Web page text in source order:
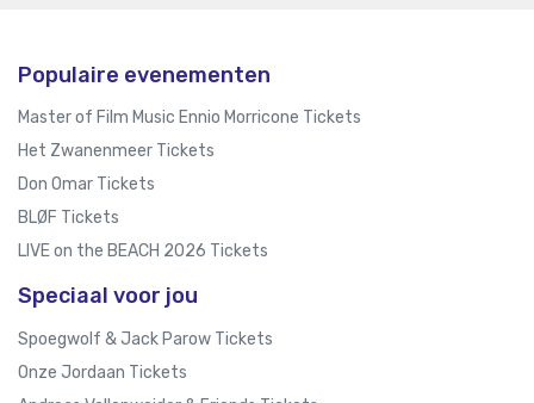
Populaire evenementen
Master of Film Music Ennio Morricone Tickets
Het Zwanenmeer Tickets
Don Omar Tickets
BLØF Tickets
LIVE on the BEACH 2026 Tickets
Speciaal voor jou
Spoegwolf & Jack Parow Tickets
Onze Jordaan Tickets